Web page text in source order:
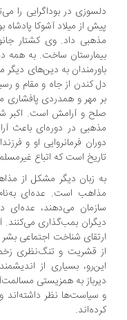
در بوداگرایی را می‌توان
از میلاد آشوکا پادشاه
داد. وی کشتار جانوران
ساخت. به همه دین‌ها
به دین‌های دیگر
کندن از جاه و مقام و رسیدن
مهر و همدردی پافشاری
در دوره‌ای باعث آرامش
فرمانروایی او و
است که اتباع غیرمسلمان،
زبان دیگر مشکل از مذاهب
است. عده‌ای به‌نام
می‌دهند، عده‌ای دیگر
بمب‌گذاری می‌کنند. آگاهی
شناخت اجتماعی بشر
قشریت و تنگ‌نظری زخم‌های
بسیاری از اندیشمندان،
به همزیستی مسالمت‌آمیز
نظر داشته‌اند و در